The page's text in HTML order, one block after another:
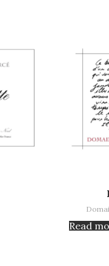
Read
Read